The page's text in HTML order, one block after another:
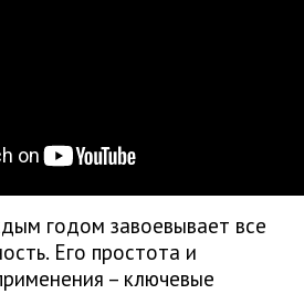
годом завоевывает все
Его простота и
– ключевые